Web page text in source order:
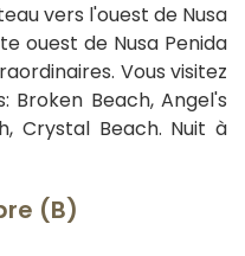
vers l'ouest de Nusa
ouest de Nusa Penida
Vous visitez
Broken Beach, Angel's
Crystal Beach. Nuit à
(B)